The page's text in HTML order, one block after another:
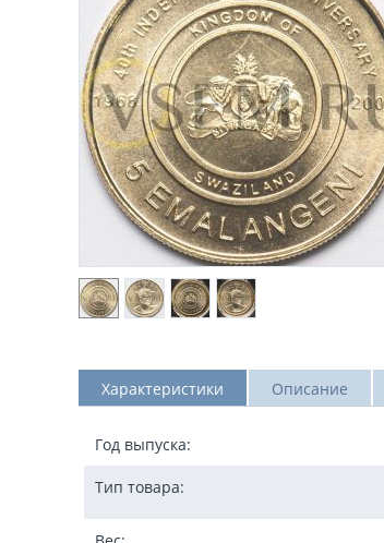
Характеристики Описание
Год выпуска:
Тип товара: